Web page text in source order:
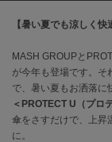
célon
Clarks Premium
クラークス
CODE A
コードエー
【暑い夏でも涼しく
MASH GROUPと
が今年も登場です。そ
で、暑い夏もお洒落に
＜PROTECT U（プロ
傘をさすだけで、上
に。